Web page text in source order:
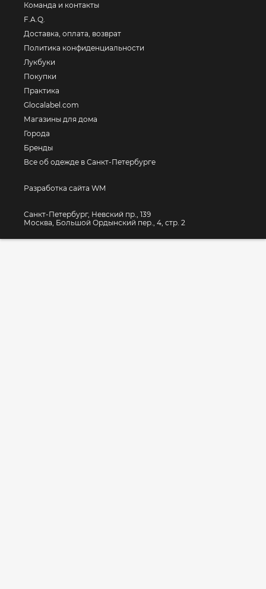
Команда и контакты
F.A.Q.
Доставка, оплата, возврат
Политика конфиденциальности
Лукбуки
Покупки
Практика
Glocalabel.com
Магазины для дома
Города
Бренды
Все об одежде в Санкт-Петербурге
Разработка сайта WM
Санкт-Петербург, Невский пр., 139
Москва, Большой Ордынский пер., 4, стр. 2